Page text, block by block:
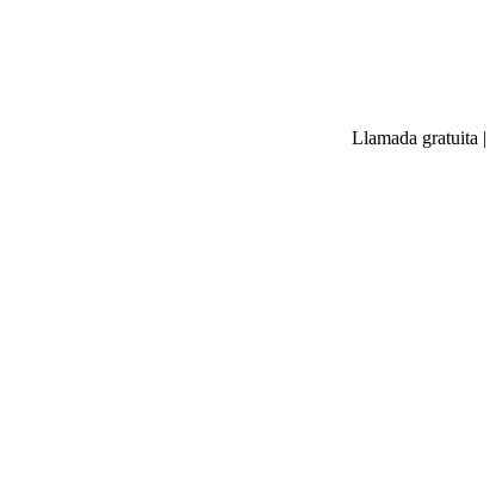
Llamada gratuita |